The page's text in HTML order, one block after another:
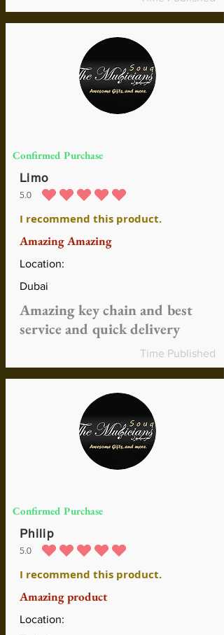
Confirmed Purchase
Limo
5.0
средний рейтинг 5 из 5
I recommend this product.
Amazing Amazing
Location:
Dubai
Amazing key chain and best
service and quick delivery
Time Published
Confirmed Purchase
Philip
5.0
средний рейтинг 5 из 5
I recommend this product.
Amazing product
Location: